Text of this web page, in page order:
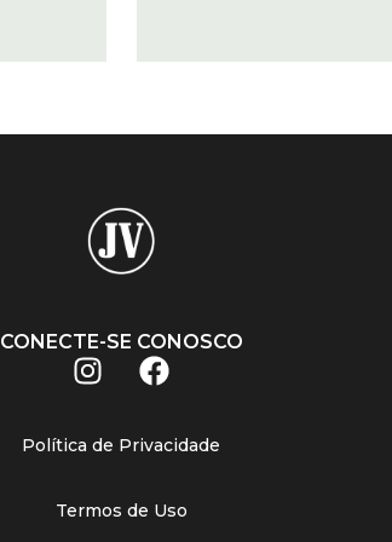
CONECTE-SE CONOSCO
Política de Privacidade
Termos de Uso